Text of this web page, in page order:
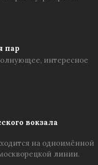
пар
интересное
вокзала
на одноимённой
линии.